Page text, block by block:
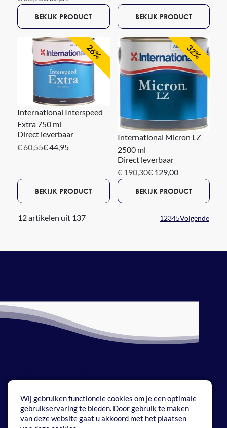
Wij gebruiken functionele cookies om je een optimale
gebruikservaring te bieden. Door gebruik te maken
van deze website gaat u akkoord met het plaatsen
BEKIJK PRODUCT BEKIJK PRODUCT
26%
International Interspeed
Extra 750 ml
Direct leverbaar
€ 60,55€ 44,95
BEKIJK PRODUCT
32%
International Micron LZ
2500 ml
Direct leverbaar
€ 190,30€ 129,00
BEKIJK PRODUCT
12 artikelen uit 137 12345Volgende
Onze service